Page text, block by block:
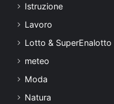
Istruzione
Lavoro
Lotto & SuperEnalotto
meteo
Moda
Natura